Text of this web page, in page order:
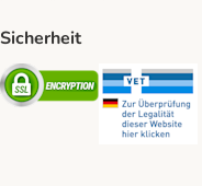
Sicherheit
Security